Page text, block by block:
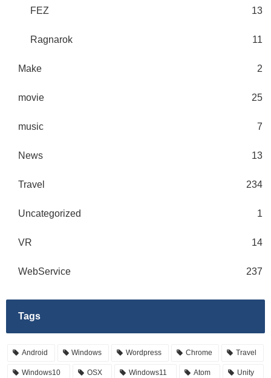
FEZ 13
Ragnarok 11
Make 2
movie 25
music 7
News 13
Travel 234
Uncategorized 1
VR 14
WebService 237
Tags
Android Windows Wordpress Chrome Travel
Windows10 OSX Windows11 Atom Unity